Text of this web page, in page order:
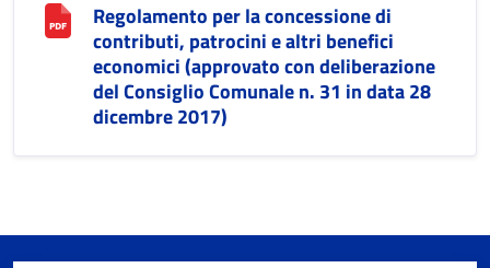
Regolamento per la concessione di
contributi, patrocini e altri benefici
economici (approvato con deliberazione
del Consiglio Comunale n. 31 in data 28
dicembre 2017)